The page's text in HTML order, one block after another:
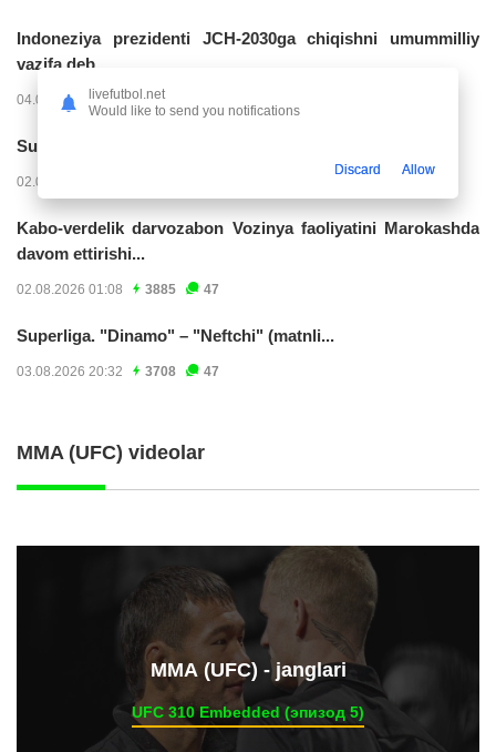
Indoneziya prezidenti JCH-2030ga chiqishni umummilliy
vazifa deb...
04.08.2026 02:11 14205
Superliga. “Buxoro” - “Lokomotiv”...
02.08.2026 03:08
Kabo-verdelik darvozabon Vozinya faoliyatini Marokashda
davom ettirishi...
02.08.2026 01:08 3885 47
Superliga. "Dinamo" – "Neftchi" (matnli...
03.08.2026 20:32 3708 47
MMA (UFC) videolar
ММА (UFC) - janglari
UFC 310 Embedded (эпизод 5)
livefutbol.net
Would like to send you notifications
Discard Allow